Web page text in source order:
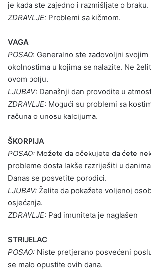
je kada ste zajedno i razmišljate o braku.
ZDRAVLJE: Problemi sa kičmom.
VAGA
POSAO: Generalno ste zadovoljni svojim
okolnostima u kojima se nalazite. Ne
ovom polju.
LJUBAV: Današnji dan provodite u
ZDRAVLJE: Mogući su problemi sa
računa o unosu kalcijuma.
ŠKORPIJA
POSAO: Možete da očekujete da ćete
probleme dosta lakše razriješiti u
Danas se posvetite porodici.
LJUBAV: Želite da pokažete voljenoj
osjećanja.
ZDRAVLJE: Pad imuniteta je naglašen
STRIJELAC
POSAO: Niste pretjerano posvećeni
se malo opustite ovih dana.